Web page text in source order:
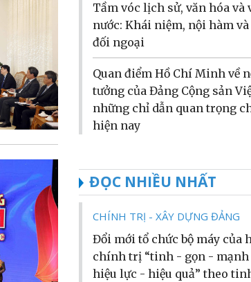
Tầm vóc lịch sử, văn hóa và
nước: Khái niệm, nội hàm
đối ngoại
Quan điểm Hồ Chí Minh về
tưởng của Đảng Cộng sản
những chỉ dẫn quan trọng
hiện nay
ĐỌC NHIỀU NHẤT
CHÍNH TRỊ - XÂY DỰNG ĐẢNG
Đổi mới tổ chức bộ máy của
chính trị “tinh - gọn - mạnh
hiệu lực - hiệu quả” theo